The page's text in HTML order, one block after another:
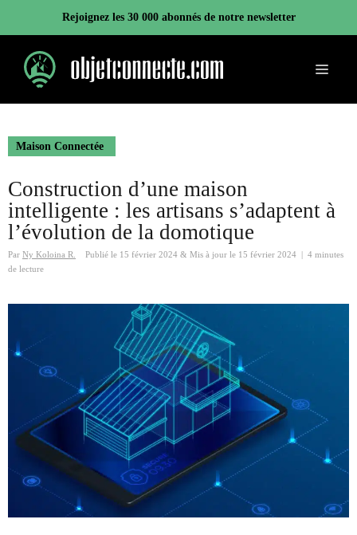
contenu
Rejoignez les 30 000 abonnés de notre newsletter
Menu
Maison Connectée
Construction d’une maison
intelligente : les artisans s’adaptent à
l’évolution de la domotique
Par Ny Koloina R. Publié le 15 février 2024 & Mis à jour le 15 février 2024
4 minutes
de lecture